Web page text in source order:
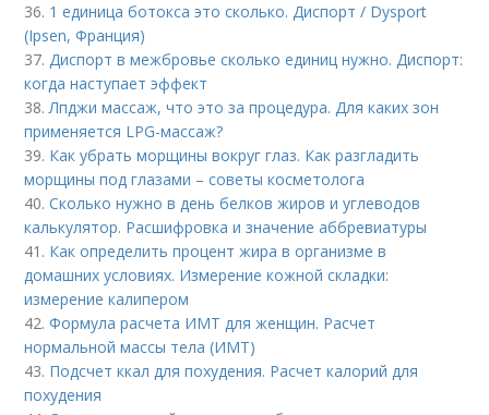
36. 1 единица ботокса это сколько. Диспорт / Dysport
(Ipsen, Франция)
37.Диспорт в межбровье сколько единиц нужно. Диспорт:
когда наступает эффект
38.Лпджи массаж, что это за процедура. Для каких зон
применяется LPG-массаж?
39. Как убрать морщины вокруг глаз. Как разгладить
морщины под глазами – советы косметолога
40.Сколько нужно в день белков жиров и углеводов
калькулятор. Расшифровка и значение аббревиатуры
41. Как определить процент жира в организме в
домашних условиях. Измерение кожной складки:
измерение калипером
42.Формула расчета ИМТ для женщин. Расчет
нормальной массы тела (ИМТ)
43. Подсчет ккал для похудения. Расчет калорий для
похудения